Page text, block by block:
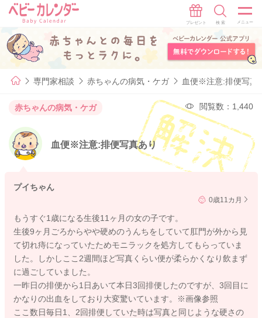
専門家相談 赤ちゃんの病気・ケガ 血便※注意:排便写真
赤ちゃんの病気・ケガ 閲覧数：1,440
血便※注意:排便写真あり
プイちゃん
0歳11カ月
もうすぐ1歳になる生後11ヶ月の女の子です。
生後9ヶ月ごろからやや硬めのうんちをしていて肛門が外から見
て切れ痔になっていたためモニラックを処方してもらっていま
した。しかしここ2週間ほど写真くらい便が柔らかくなり飲まず
に過ごしていました。
一昨日の排便から1日あいて本日3回排便したのですが、3回目に
かなりの出血をしており大変驚いています。※画像参照
ここ数日毎日1、2回排便していた時は写真と同じような硬さの